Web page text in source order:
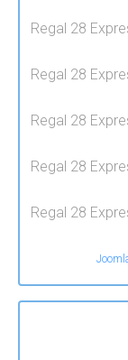
Regal 28
Regal 28
Regal 28
Regal 28
Regal 28